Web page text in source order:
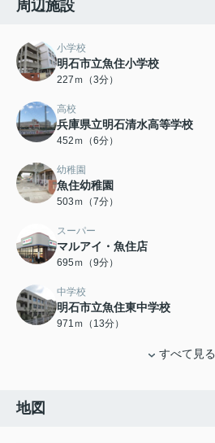
周辺施設
小学校
明石市立魚住小学校
227ｍ（3分）
高校
兵庫県立明石清水高等学校
452ｍ（6分）
幼稚園
魚住幼稚園
503ｍ（7分）
スーパー
マルアイ・魚住店
695ｍ（9分）
中学校
明石市立魚住東中学校
971ｍ（13分）
すべて見る
地図